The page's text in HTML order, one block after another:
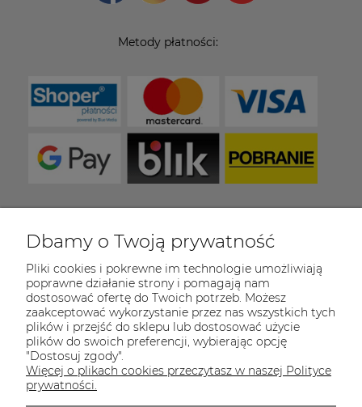
Metody płatności:
COULEUR CARAMEL
Zapraszamy do kontaktu od poniedziałku do
piątku w godzinach 8:00 - 16:00
Tel.:
512-985-884
E-mail:sklep@couleurcaramel.pl
Zapisz się do
Dbamy o Twoją prywatność
Pliki cookies i pokrewne im technologie umożliwiają
poprawne działanie strony i pomagają nam
dostosować ofertę do Twoich potrzeb. Możesz
zaakceptować wykorzystanie przez nas wszystkich tych
plików i przejść do sklepu lub dostosować użycie
plików do swoich preferencji, wybierając opcję
"Dostosuj zgody".
Więcej o plikach cookies przeczytasz w naszej Polityce
prywatności.